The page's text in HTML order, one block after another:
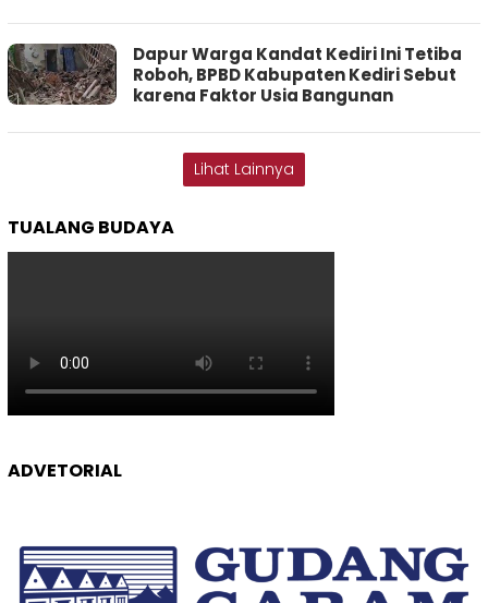
Dapur Warga Kandat Kediri Ini Tetiba
Roboh, BPBD Kabupaten Kediri Sebut
karena Faktor Usia Bangunan
Lihat Lainnya
TUALANG BUDAYA
ADVETORIAL